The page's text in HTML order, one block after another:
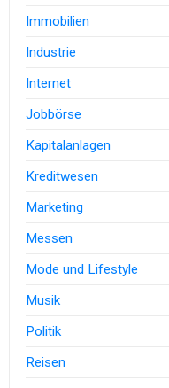
Immobilien
Industrie
Internet
Jobbörse
Kapitalanlagen
Kreditwesen
Marketing
Messen
Mode und Lifestyle
Musik
Politik
Reisen